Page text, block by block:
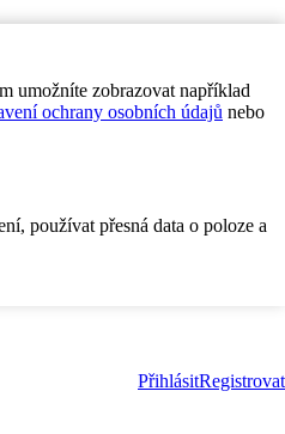
umožníte zobrazovat například
ochrany osobních údajů nebo
používat přesná data o poloze a
PřihlásitRegistrovat